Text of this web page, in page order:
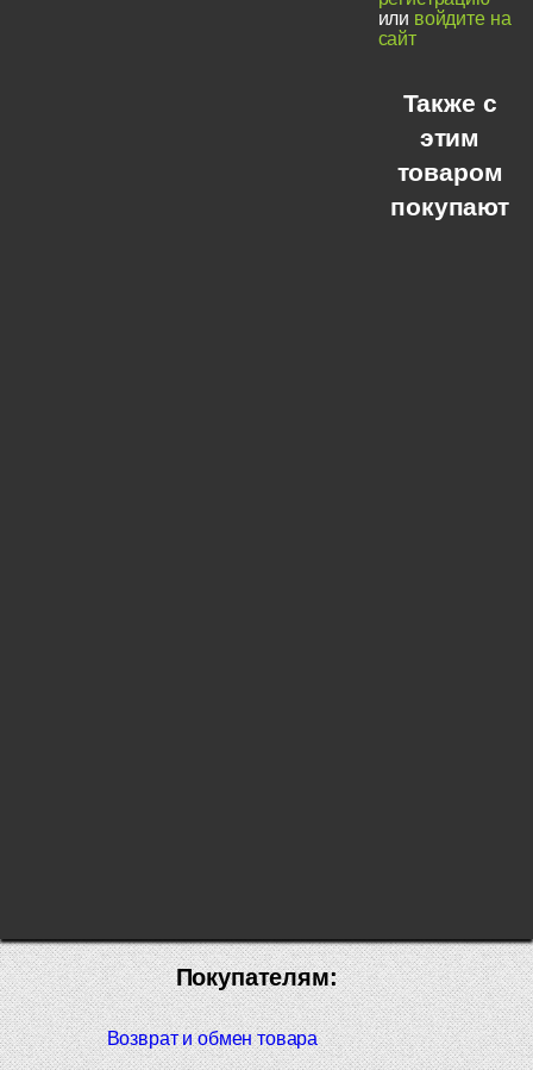
или войдите на
сайт
Также с
этим
товаром
покупают
Покупателям:
Возврат и обмен товара